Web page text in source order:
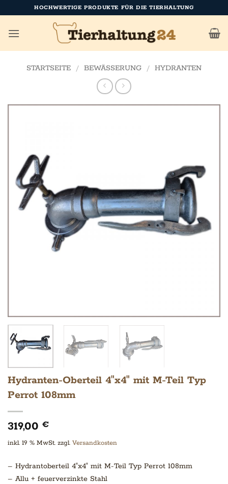
Inhalt
springen
HOCHWERTIGE PRODUKTE FÜR DIE TIERHALTUNG
STARTSEITE / BEWÄSSERUNG / HYDRANTEN
Hydranten-Oberteil 4″x4″ mit M-Teil Typ
Perrot 108mm
319,00 €
inkl. 19 % MwSt. zzgl. Versandkosten
– Hydrantoberteil 4″x4″ mit M-Teil Typ Perrot 108mm
– Allu + feuerverzinkte Stahl